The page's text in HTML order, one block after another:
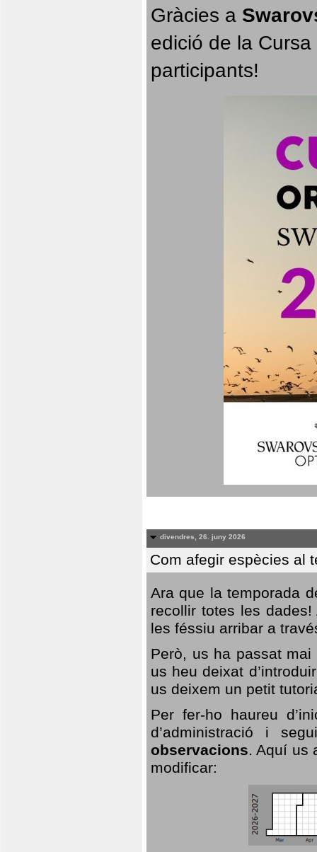
Gràcies a
edició de la
participants!
divendres, 26. juny 2026
Com afegir espècies al
Ara que la temporada
recollir totes les
les féssiu arribar a
Però, us ha passat
us heu deixat
us deixem un petit
Per fer-ho haureu
d’administració i
observacions. Aquí us
modificar: